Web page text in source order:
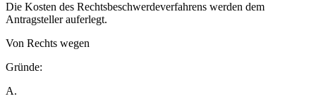
Die Kosten des Rechtsbeschwerdeverfahrens werden dem
Antragsteller auferlegt.
Von Rechts wegen
Gründe:
A.